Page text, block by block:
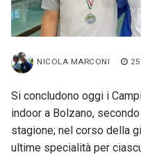
NICOLA MARCONI
Si concludono oggi i
indoor a Bolzano,
stagione; nel corso della
ultime specialità per